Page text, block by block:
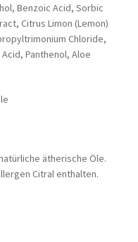
Benzoic Acid, Sorbic
Citrus Limon (Lemon)
Chloride,
Panthenol, Aloe
ätherische Öle.
Citral enthalten.